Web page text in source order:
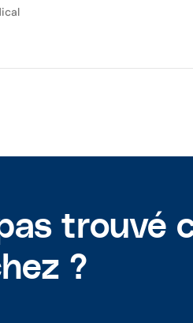
trouvé
?